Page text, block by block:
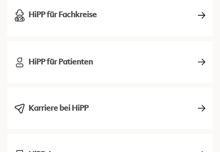
HiPP für Fachkreise
HiPP für Patienten
Karriere bei HiPP